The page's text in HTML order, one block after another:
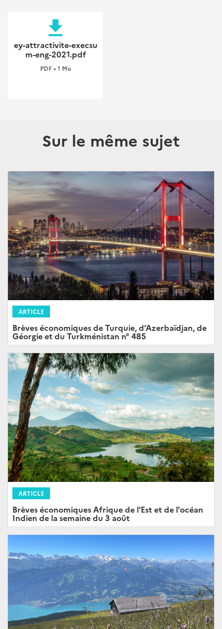
file_download
ey-attractivite-execsu
m-eng-2021.pdf
PDF • 1 Mo
Sur le même sujet
ARTICLE
Brèves économiques de Turquie, d’Azerbaïdjan, de
Géorgie et du Turkménistan n° 485
ARTICLE
Brèves économiques Afrique de l'Est et de l'océan
Indien de la semaine du 3 août